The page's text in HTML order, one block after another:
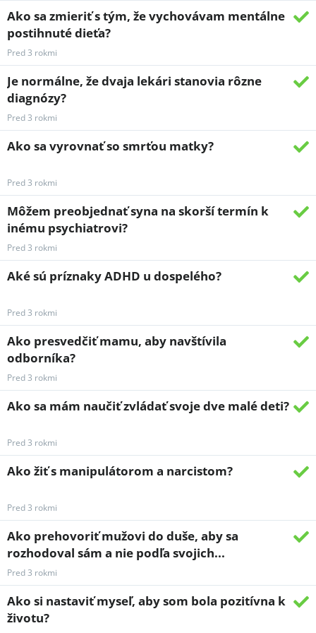
Ako sa zmieriť s tým, že vychovávam mentálne
postihnuté dieťa?
Pred 3 rokmi
Je normálne, že dvaja lekári stanovia rôzne
diagnózy?
Pred 3 rokmi
Ako sa vyrovnať so smrťou matky?
Pred 3 rokmi
Môžem preobjednať syna na skorší termín k
inému psychiatrovi?
Pred 3 rokmi
Aké sú príznaky ADHD u dospelého?
Pred 3 rokmi
Ako presvedčiť mamu, aby navštívila
odborníka?
Pred 3 rokmi
Ako sa mám naučiť zvládať svoje dve malé deti?
Pred 3 rokmi
Ako žiť s manipulátorom a narcistom?
Pred 3 rokmi
Ako prehovoriť mužovi do duše, aby sa
rozhodoval sám a nie podľa svojich...
Pred 3 rokmi
Ako si nastaviť myseľ, aby som bola pozitívna k
životu?